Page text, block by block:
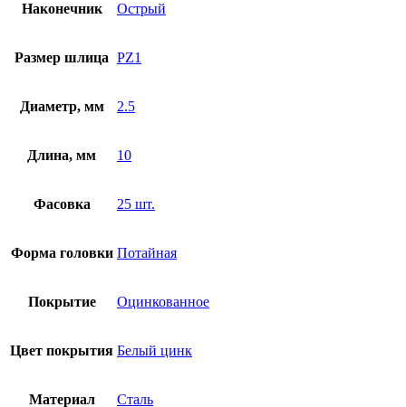
Наконечник Острый
Размер шлица PZ1
Диаметр, мм 2.5
Длина, мм 10
Фасовка 25 шт.
Форма головки Потайная
Покрытие Оцинкованное
Цвет покрытия Белый цинк
Материал Сталь